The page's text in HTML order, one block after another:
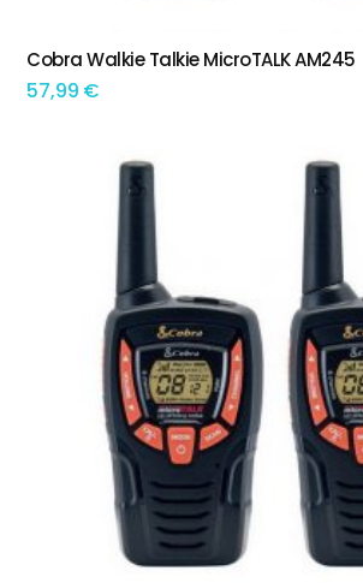
ADICIONAR
Cobra Walkie Talkie MicroTALK AM245
57,99 €